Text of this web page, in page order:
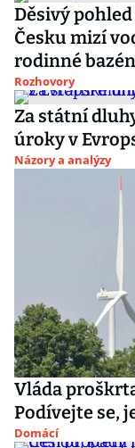
Děsivý
Česku mizí
rodinné
Rozhovory
Za státní
úroky v
Názory a analýzy
Vláda
Podívejte se,
Domácí